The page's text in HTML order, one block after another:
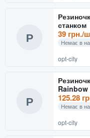
Р
станком
39 грн./
Немає в
opt-city
Р
Rainbow
125.28
Немає в
opt-city